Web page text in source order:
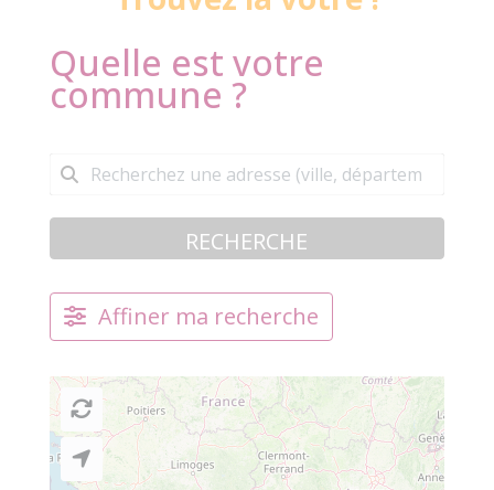
Quelle est votre
commune ?
RECHERCHE
Affiner ma recherche